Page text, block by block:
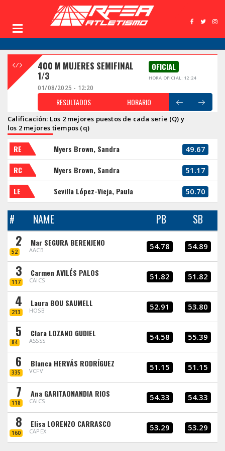
400 M MUJERES SEMIFINAL
1/3
OFICIAL
HORA OFICIAL: 12:24
01/08/2025 - 12:20
RESULTADOS HORARIO
Calificación: Los 2 mejores puestos de cada serie (Q) y
los 2 mejores tiempos (q)
RE Myers Brown, Sandra 49.67
RC Myers Brown, Sandra 51.17
LE Sevilla López-Vieja, Paula 50.70
# NAME PB SB
2
52
Mar SEGURA BERENJENO
AACB 54.78 54.89
3
117
Carmen AVILÉS PALOS
CAICS 51.82 51.82
4
213
Laura BOU SAUMELL
HOSB 52.91 53.80
5
84
Clara LOZANO GUDIEL
ASSSS 54.58 55.39
6
335
Blanca HERVÁS RODRÍGUEZ
VCFV 51.15 51.15
7
118
Ana GARITAONANDIA RIOS
CAICS 54.33 54.33
8
160
Elisa LORENZO CARRASCO
CAPEX 53.29 53.29